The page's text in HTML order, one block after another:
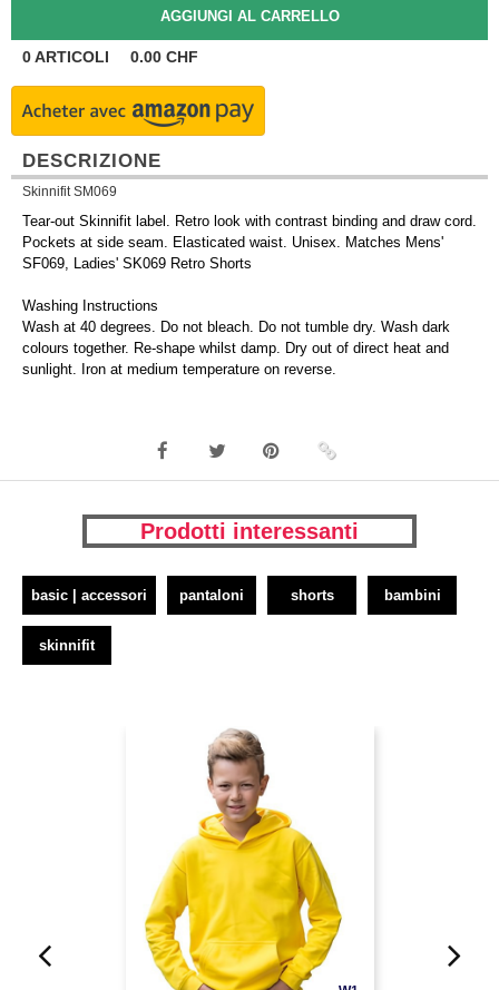
0ARTICOLI 0.00 CHF
DESCRIZIONE
Skinnifit SM069
Tear-out Skinnifit label. Retro look with contrast binding and draw cord.
Pockets at side seam. Elasticated waist. Unisex. Matches Mens'
SF069, Ladies' SK069 Retro Shorts
Washing Instructions
Wash at 40 degrees. Do not bleach. Do not tumble dry. Wash dark
colours together. Re-shape whilst damp. Dry out of direct heat and
sunlight. Iron at medium temperature on reverse.
Prodotti interessanti
basic | accessori pantaloni shorts bambini
skinnifit